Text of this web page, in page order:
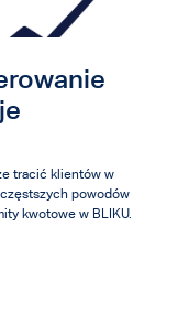
tracić klientów w
powodów
kwotowe w BLIKU.